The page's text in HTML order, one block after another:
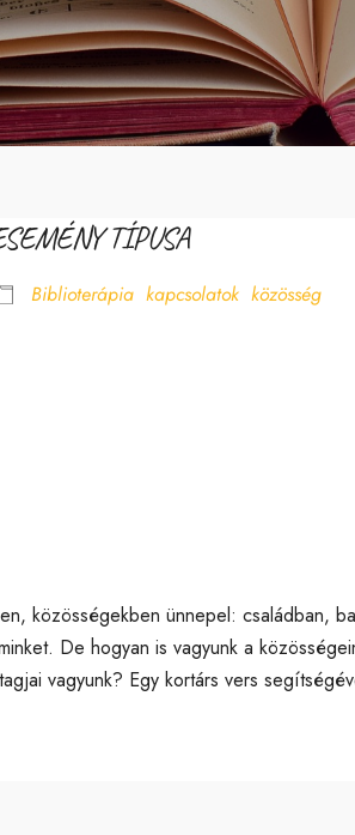
TÍPUSA
Biblioterápia kapcsolatok közösség
közösségekben ünnepel: családban,
De hogyan is vagyunk a
vagyunk? Egy kortárs vers